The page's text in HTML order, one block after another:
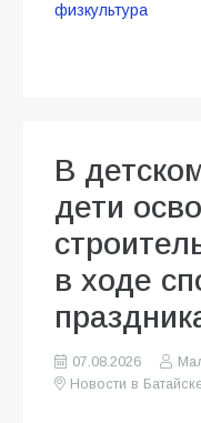
физкультура
В
дети
в ходе
07.08.2026
Новости в